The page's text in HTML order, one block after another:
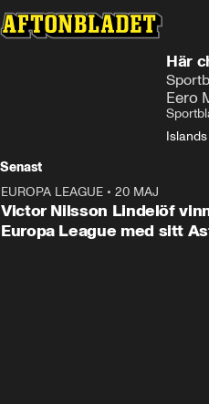
Här
Eero
Senast
EUROPA LEAGUE • 20 MAJ
Victor Nilsson Lindelöf
Europa League med sitt